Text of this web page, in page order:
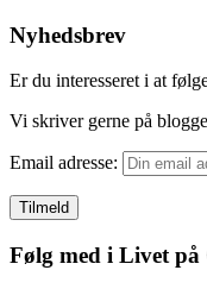
Nyhedsbrev
Er du interesseret i at
Vi skriver gerne på
Email adresse:
Følg med i Livet på